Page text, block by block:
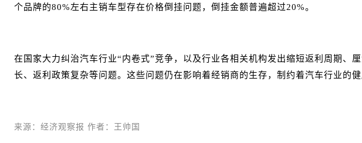
个品牌的80%左右主销车型存在价格倒挂问题，倒挂金额普遍超过20%。
在国家大力纠治汽车行业“内卷式”竞争，以及行业各相关机构发出缩短返利周期、
长、返利政策复杂等问题。这些问题仍在影响着经销商的生存，制约着汽车行业的
来源：经济观察报 作者：王帅国